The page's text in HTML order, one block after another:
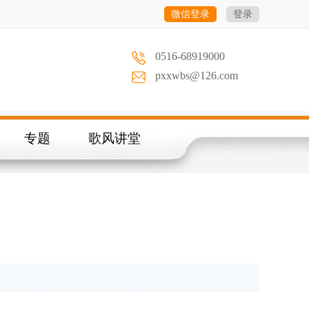
微信登录 登录
0516-68919000
pxxwbs@126.com
专题 歌风讲堂